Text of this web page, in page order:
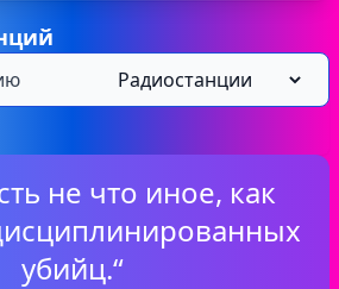
не что иное, как
убийц.“